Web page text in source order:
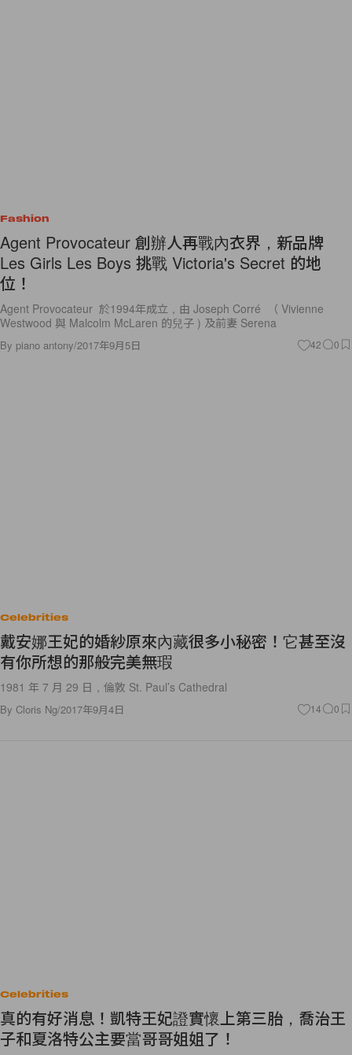
Fashion
Agent Provocateur 創辦人再戰內衣界，新品牌
Les Girls Les Boys 挑戰 Victoria's Secret 的地
位！
Agent Provocateur 於1994年成立，由 Joseph Corré （ Vivienne
Westwood 與 Malcolm McLaren 的兒子 ) 及前妻 Serena
By piano antony/2017年9月5日 42 0
Celebrities
戴安娜王妃的婚紗原來內藏很多小秘密！它甚至沒
有你所想的那般完美無瑕
1981 年 7 月 29 日，倫敦 St. Paul’s Cathedral
By Cloris Ng/2017年9月4日 14 0
Celebrities
真的有好消息！凱特王妃證實懷上第三胎，喬治王
子和夏洛特公主要當哥哥姐姐了！